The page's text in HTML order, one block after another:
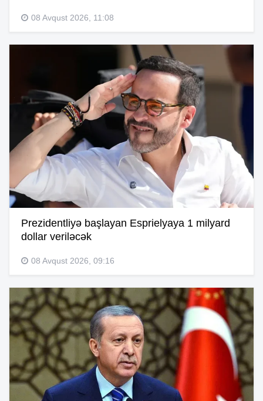
08 Avqust 2026, 11:08
Prezidentliyə başlayan Esprielyaya 1 milyard
dollar veriləcək
08 Avqust 2026, 09:16